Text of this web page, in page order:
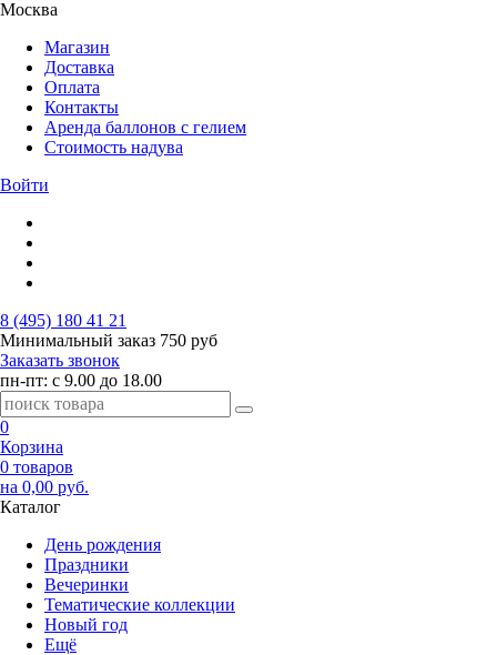
Москва
Магазин
Доставка
Оплата
Контакты
Аренда баллонов с гелием
Стоимость надува
Войти
8 (495) 180 41 21
Минимальный заказ 750 руб
Заказать звонок
пн-пт: с 9.00 до 18.00
0
Корзина
0 товаров
на 0,00 руб.
Каталог
День рождения
Праздники
Вечеринки
Тематические коллекции
Новый год
Ещё